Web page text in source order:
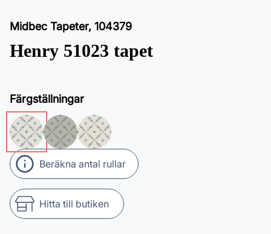
Midbec Tapeter, 104379
Henry 51023 tapet
Färgställningar
Beräkna antal rullar
Hitta till butiken